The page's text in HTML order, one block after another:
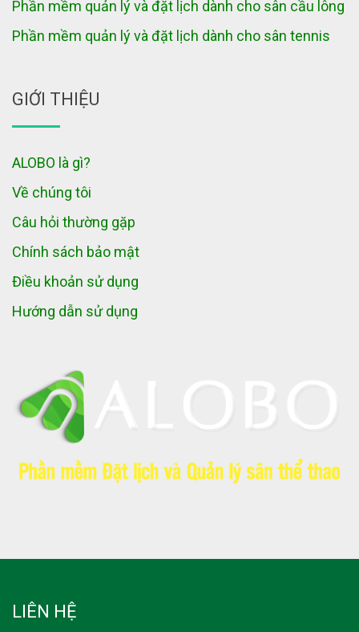
Phần mềm quản lý và đặt lịch dành cho sân cầu lông
Phần mềm quản lý và đặt lịch dành cho sân tennis
GIỚI THIỆU
ALOBO là gì?
Về chúng tôi
Câu hỏi thường gặp
Chính sách bảo mật
Điều khoản sử dụng
Hướng dẫn sử dụng
LIÊN HỆ